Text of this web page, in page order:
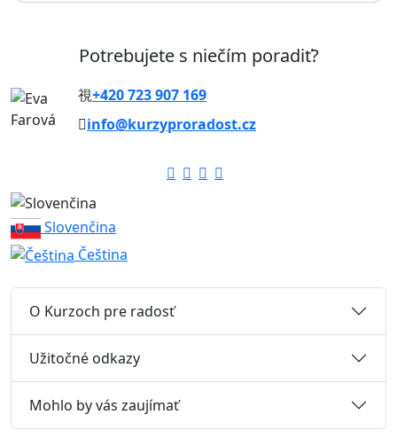
Potrebujete s niečím poradiť?
+420 723 907 169
info@kurzyproradost.cz
Slovenčina
Čeština
O Kurzoch pre radosť
Užitočné odkazy
Mohlo by vás zaujímať